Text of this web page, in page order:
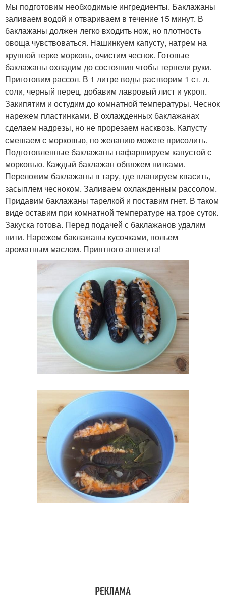
Мы подготовим необходимые ингредиенты. Баклажаны
заливаем водой и отвариваем в течение 15 минут. В
баклажаны должен легко входить нож, но плотность
овоща чувствоваться. Нашинкуем капусту, натрем на
крупной терке морковь, очистим чеснок. Готовые
баклажаны охладим до состояния чтобы терпели руки.
Приготовим рассол. В 1 литре воды растворим 1 ст. л.
соли, черный перец, добавим лавровый лист и укроп.
Закипятим и остудим до комнатной температуры. Чеснок
нарежем пластинками. В охлажденных баклажанах
сделаем надрезы, но не прорезаем насквозь. Капусту
смешаем с морковью, по желанию можете присолить.
Подготовленные баклажаны нафаршируем капустой с
морковью. Каждый баклажан обвяжем нитками.
Переложим баклажаны в тару, где планируем квасить,
засыплем чесноком. Заливаем охлажденным рассолом.
Придавим баклажаны тарелкой и поставим гнет. В таком
виде оставим при комнатной температуре на трое суток.
Закуска готова. Перед подачей с баклажанов удалим
нити. Нарежем баклажаны кусочками, польем
ароматным маслом. Приятного аппетита!